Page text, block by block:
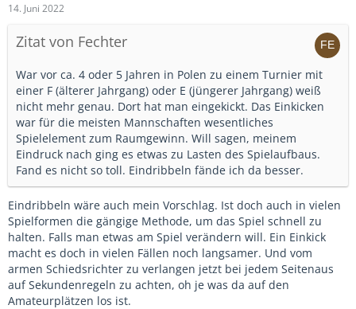
14. Juni 2022
Zitat von Fechter
War vor ca. 4 oder 5 Jahren in Polen zu einem Turnier mit
einer F (älterer Jahrgang) oder E (jüngerer Jahrgang) weiß
nicht mehr genau. Dort hat man eingekickt. Das Einkicken
war für die meisten Mannschaften wesentliches
Spielelement zum Raumgewinn. Will sagen, meinem
Eindruck nach ging es etwas zu Lasten des Spielaufbaus.
Fand es nicht so toll. Eindribbeln fände ich da besser.
Eindribbeln wäre auch mein Vorschlag. Ist doch auch in vielen
Spielformen die gängige Methode, um das Spiel schnell zu
halten. Falls man etwas am Spiel verändern will. Ein Einkick
macht es doch in vielen Fällen noch langsamer. Und vom
armen Schiedsrichter zu verlangen jetzt bei jedem Seitenaus
auf Sekundenregeln zu achten, oh je was da auf den
Amateurplätzen los ist.